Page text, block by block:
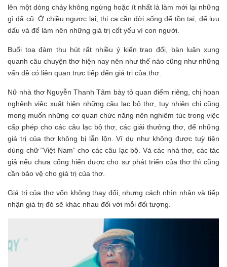
lên một dòng chảy không ngừng hoặc ít nhất là làm mới lại những
gì đã cũ. Ở chiều ngược lại, thi ca cần đời sống để tồn tại, để lưu
dấu và để làm nên những giá trị cốt yếu vì con người.
Buổi toạ đàm thu hút rất nhiều ý kiến trao đổi, bàn luận xung
quanh câu chuyện thơ hiện nay nên như thế nào cũng như những
vấn đề có liên quan trực tiếp đến giá trị của thơ.
Nữ nhà thơ Nguyễn Thanh Tâm bày tỏ quan điểm riêng, chị hoan
nghênh việc xuất hiện những câu lạc bộ thơ, tuy nhiên chị cũng
mong muốn những cơ quan chức năng nên nghiêm túc trong việc
cấp phép cho các câu lạc bộ thơ,các giải thưởng thơ, để những
giá trị của thơ không bị lẫn lộn. Ví dụ như không được tuỳ tiện
dùng chữ “Việt Nam” cho các câu lạc bộ. Và các nhà thơ, các tác
giả nếu chưa cống hiến được cho sự phát triển của thơ thì cũng
cần bảo vệ cho giá trị của thơ.
Giá trị của thơ vốn không thay đổi, nhưng cách nhìn nhận và tiếp
nhận giá trị đó sẽ khác nhau đối với mỗi đối tượng.